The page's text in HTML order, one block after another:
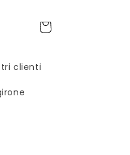
clienti
Carrello